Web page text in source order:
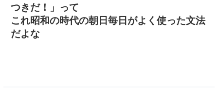
つきだ！」って
これ昭和の時代の朝日毎日がよく使った文法
だよな